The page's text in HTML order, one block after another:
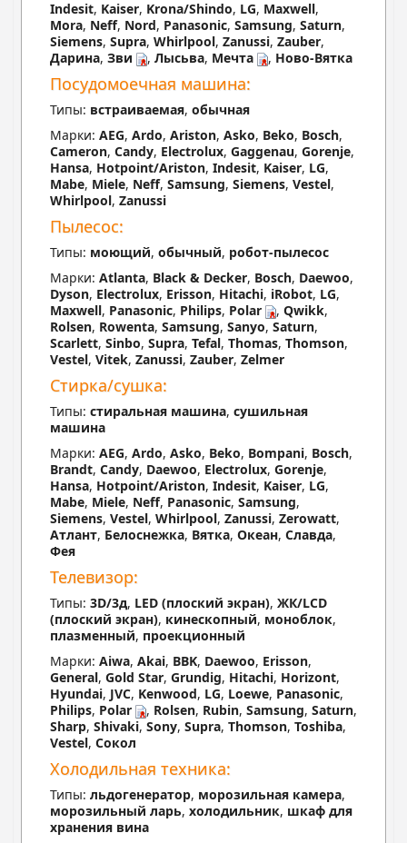
Indesit, Kaiser, Krona/Shindo, LG, Maxwell,
Mora, Neff, Nord, Panasonic, Samsung, Saturn,
Siemens, Supra, Whirlpool, Zanussi, Zauber,
Дарина, Зви , Лысьва, Мечта , Ново-Вятка
Посудомоечная машина:
Типы: встраиваемая, обычная
Марки: AEG, Ardo, Ariston, Asko, Beko, Bosch,
Cameron, Candy, Electrolux, Gaggenau, Gorenje,
Hansa, Hotpoint/Ariston, Indesit, Kaiser, LG,
Mabe, Miele, Neff, Samsung, Siemens, Vestel,
Whirlpool, Zanussi
Пылесос:
Типы: моющий, обычный, робот-пылесос
Марки: Atlanta, Black & Decker, Bosch, Daewoo,
Dyson, Electrolux, Erisson, Hitachi, iRobot, LG,
Maxwell, Panasonic, Philips, Polar , Qwikk,
Rolsen, Rowenta, Samsung, Sanyo, Saturn,
Scarlett, Sinbo, Supra, Tefal, Thomas, Thomson,
Vestel, Vitek, Zanussi, Zauber, Zelmer
Стирка/сушка:
Типы: стиральная машина, сушильная
машина
Марки: AEG, Ardo, Asko, Beko, Bompani, Bosch,
Brandt, Candy, Daewoo, Electrolux, Gorenje,
Hansa, Hotpoint/Ariston, Indesit, Kaiser, LG,
Mabe, Miele, Neff, Panasonic, Samsung,
Siemens, Vestel, Whirlpool, Zanussi, Zerowatt,
Атлант, Белоснежка, Вятка, Океан, Славда,
Фея
Телевизор:
Типы: 3D/3д, LED (плоский экран), ЖК/LCD
(плоский экран), кинескопный, моноблок,
плазменный, проекционный
Марки: Aiwa, Akai, BBK, Daewoo, Erisson,
General, Gold Star, Grundig, Hitachi, Horizont,
Hyundai, JVC, Kenwood, LG, Loewe, Panasonic,
Philips, Polar , Rolsen, Rubin, Samsung, Saturn,
Sharp, Shivaki, Sony, Supra, Thomson, Toshiba,
Vestel, Сокол
Холодильная техника:
Типы: льдогенератор, морозильная камера,
морозильный ларь, холодильник, шкаф для
хранения вина